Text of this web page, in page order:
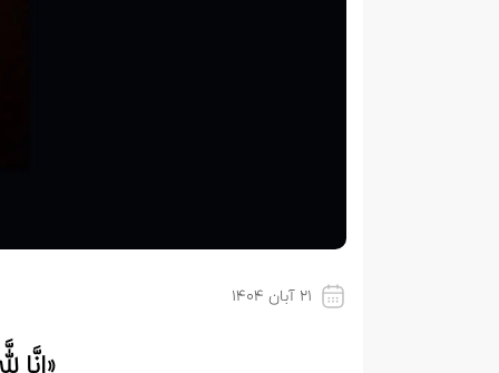
۲۱ آبان ۱۴۰۴